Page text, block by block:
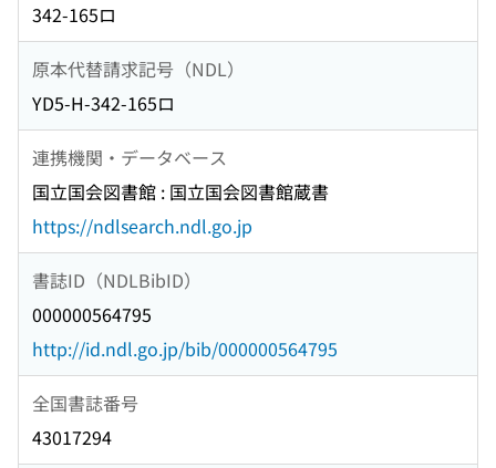
342-165ロ
原本代替請求記号（NDL）
YD5-H-342-165ロ
連携機関・データベース
国立国会図書館 : 国立国会図書館蔵書
https://ndlsearch.ndl.go.jp
書誌ID（NDLBibID）
000000564795
http://id.ndl.go.jp/bib/000000564795
全国書誌番号
43017294